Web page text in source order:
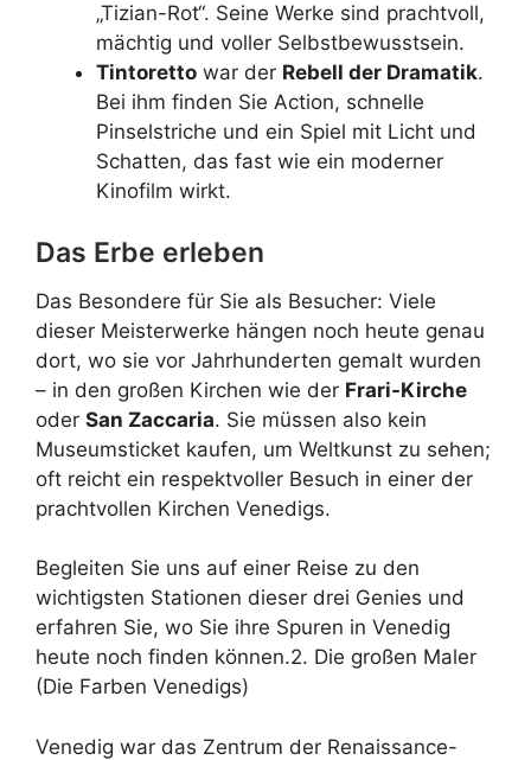
„Tizian-Rot“. Seine Werke sind prachtvoll,
mächtig und voller Selbstbewusstsein.
Tintoretto war der Rebell der Dramatik.
Bei ihm finden Sie Action, schnelle
Pinselstriche und ein Spiel mit Licht und
Schatten, das fast wie ein moderner
Kinofilm wirkt.
Das Erbe erleben
Das Besondere für Sie als Besucher: Viele
dieser Meisterwerke hängen noch heute genau
dort, wo sie vor Jahrhunderten gemalt wurden
– in den großen Kirchen wie der Frari-Kirche
oder San Zaccaria. Sie müssen also kein
Museumsticket kaufen, um Weltkunst zu sehen;
oft reicht ein respektvoller Besuch in einer der
prachtvollen Kirchen Venedigs.
Begleiten Sie uns auf einer Reise zu den
wichtigsten Stationen dieser drei Genies und
erfahren Sie, wo Sie ihre Spuren in Venedig
heute noch finden können.2. Die großen Maler
(Die Farben Venedigs)
Venedig war das Zentrum der Renaissance-